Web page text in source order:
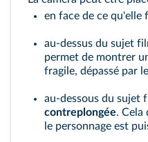
en face de ce qu'elle
au-dessus du sujet
permet de montrer
fragile, dépassé par
au-dessous du sujet
contreplongée. Cela
le personnage est